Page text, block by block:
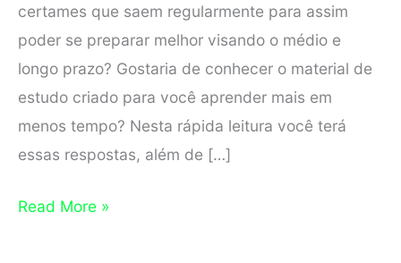
certames que saem regularmente para assim
poder se preparar melhor visando o médio e
longo prazo? Gostaria de conhecer o material de
estudo criado para você aprender mais em
menos tempo? Nesta rápida leitura você terá
essas respostas, além de […]
Baixar
Read More »